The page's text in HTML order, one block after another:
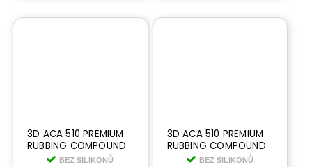
3D ACA 510 PREMIUM
RUBBING COMPOUND
237 ML - leštící pasta
BEZ SILIKONŮ
3D ACA 510 PREMIUM
RUBBING COMPOUND
946 ML - leštící pasta
BEZ SILIKONŮ